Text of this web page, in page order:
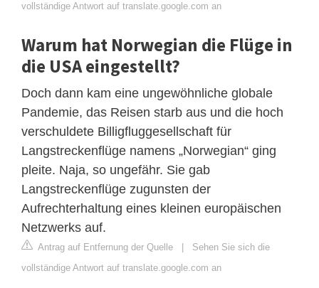
vollständige Antwort auf translate.google.com an
Warum hat Norwegian die Flüge in
die USA eingestellt?
Doch dann kam eine ungewöhnliche globale
Pandemie, das Reisen starb aus und die hoch
verschuldete Billigfluggesellschaft für
Langstreckenflüge namens „Norwegian“ ging
pleite. Naja, so ungefähr. Sie gab
Langstreckenflüge zugunsten der
Aufrechterhaltung eines kleinen europäischen
Netzwerks auf.
Antrag auf Entfernung der Quelle | Sehen Sie sich die
vollständige Antwort auf translate.google.com an